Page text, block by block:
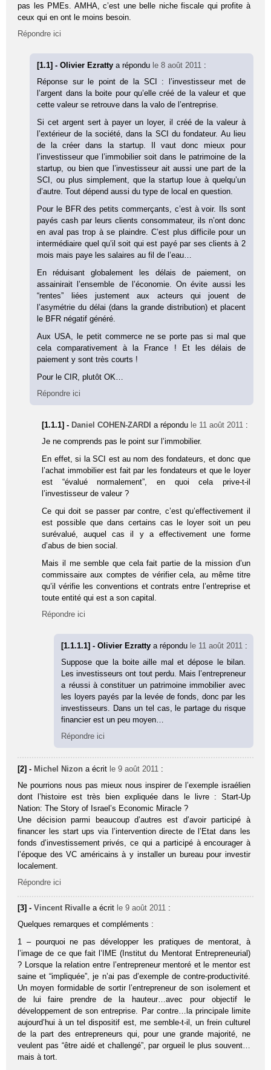
pas les PMEs. AMHA, c’est une belle niche fiscale qui profite à
ceux qui en ont le moins besoin.
Répondre ici
[1.1] - Olivier Ezrattya répondu le 8 août 2011 :
Réponse sur le point de la SCI : l’investisseur met de
l’argent dans la boite pour qu’elle créé de la valeur et que
cette valeur se retrouve dans la valo de l’entreprise.
Si cet argent sert à payer un loyer, il créé de la valeur à
l’extérieur de la société, dans la SCI du fondateur. Au lieu
de la créer dans la startup. Il vaut donc mieux pour
l’investisseur que l’immobilier soit dans le patrimoine de la
startup, ou bien que l’investisseur ait aussi une part de la
SCI, ou plus simplement, que la startup loue à quelqu’un
d’autre. Tout dépend aussi du type de local en question.
Pour le BFR des petits commerçants, c’est à voir. Ils sont
payés cash par leurs clients consommateur, ils n’ont donc
en aval pas trop à se plaindre. C’est plus difficile pour un
intermédiaire quel qu’il soit qui est payé par ses clients à 2
mois mais paye les salaires au fil de l’eau…
En réduisant globalement les délais de paiement, on
assainirait l’ensemble de l’économie. On évite aussi les
“rentes” liées justement aux acteurs qui jouent de
l’asymétrie du délai (dans la grande distribution) et placent
le BFR négatif généré.
Aux USA, le petit commerce ne se porte pas si mal que
cela comparativement à la France ! Et les délais de
paiement y sont très courts !
Pour le CIR, plutôt OK…
Répondre ici
[1.1.1] - Daniel COHEN-ZARDI a répondu le 11 août 2011 :
Je ne comprends pas le point sur l’immobilier.
En effet, si la SCI est au nom des fondateurs, et donc que
l’achat immobilier est fait par les fondateurs et que le loyer
est “évalué normalement”, en quoi cela prive-t-il
l’investisseur de valeur ?
Ce qui doit se passer par contre, c’est qu’effectivement il
est possible que dans certains cas le loyer soit un peu
surévalué, auquel cas il y a effectivement une forme
d’abus de bien social.
Mais il me semble que cela fait partie de la mission d’un
commissaire aux comptes de vérifier cela, au même titre
qu’il vérifie les conventions et contrats entre l’entreprise et
toute entité qui est a son capital.
Répondre ici
[1.1.1.1] - Olivier Ezrattya répondu le 11 août 2011 :
Suppose que la boite aille mal et dépose le bilan.
Les investisseurs ont tout perdu. Mais l’entrepreneur
a réussi à constituer un patrimoine immobilier avec
les loyers payés par la levée de fonds, donc par les
investisseurs. Dans un tel cas, le partage du risque
financier est un peu moyen…
Répondre ici
[2] - Michel Nizon a écrit le 9 août 2011 :
Ne pourrions nous pas mieux nous inspirer de l’exemple israélien
dont l’histoire est très bien expliquée dans le livre : Start-Up
Nation: The Story of Israel’s Economic Miracle ?
Une décision parmi beaucoup d’autres est d’avoir participé à
financer les start ups via l’intervention directe de l’Etat dans les
fonds d’investissement privés, ce qui a participé à encourager à
l’époque des VC américains à y installer un bureau pour investir
localement.
Répondre ici
[3] -Vincent Rivalle a écrit le 9 août 2011 :
Quelques remarques et compléments :
1 – pourquoi ne pas développer les pratiques de mentorat, à
l’image de ce que fait l’IME (Institut du Mentorat Entrepreneurial)
? Lorsque la relation entre l’entrepreneur mentoré et le mentor est
saine et “impliquée”, je n’ai pas d’exemple de contre-productivité.
Un moyen formidable de sortir l’entrepreneur de son isolement et
de lui faire prendre de la hauteur…avec pour objectif le
développement de son entreprise. Par contre…la principale limite
aujourd’hui à un tel dispositif est, me semble-t-il, un frein culturel
de la part des entrepreneurs qui, pour une grande majorité, ne
veulent pas “être aidé et challengé”, par orgueil le plus souvent…
mais à tort.